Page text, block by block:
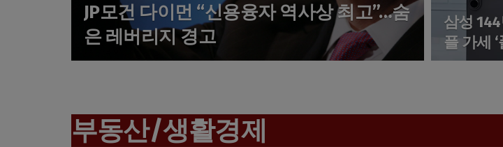
JP모건 다이먼 “신용융자 역사상 최고”…숨
은 레버리지 경고
삼성
플 가세
부동산/생활경제